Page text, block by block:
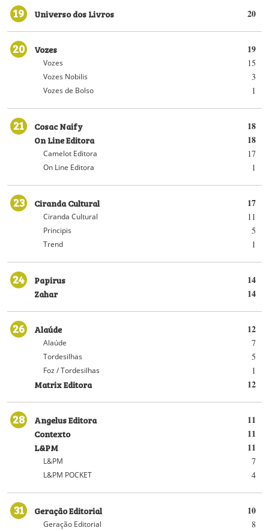
19 20
Universo dos Livros
20 19
Vozes
15
Vozes
3
Vozes Nobilis
1
Vozes de Bolso
21 18
Cosac Naify
18
On Line Editora
17
Camelot Editora
1
On Line Editora
23 17
Ciranda Cultural
11
Ciranda Cultural
5
Principis
1
Trend
24 14
Papirus
14
Zahar
26 12
Alaúde
7
Alaúde
5
Tordesilhas
1
Foz / Tordesilhas
12
Matrix Editora
28 11
Angelus Editora
11
Contexto
11
L&PM
7
L&PM
4
L&PM POCKET
31 10
Geração Editorial
8
Geração Editorial